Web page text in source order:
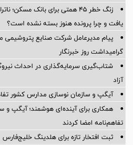
یافت و چرا پرونده هنوز بسته نشده است؟
پیام مدیرعامل شركت صنایع
گرامیداشت روز خبرنگار
شتاب‌گیری سرمایه‌گذاری در احداث
آزاد
آیگپ و سازمان نوسازی مدارس کشور
همکاری برای آینده‌ای هوشمند؛ آیگپ و
تفاهم‌نامه امضا کردند
ثبت افتخار تازه برای هلدینگ خلیج‌فارس